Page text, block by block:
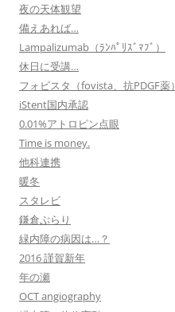
夜の天体観望
備えあれば…
Lampalizumab（ﾗﾝﾊﾟﾘｽﾞﾏﾌﾞ）
休日に受講…
フォビスタ（fovista、抗PDGF薬）
iStent国内承認
0.01%アトロピン点眼
Time is money.
他科連携
暖冬
スタレビ
鎌倉ぶらり
緑内障の病因は…？
2016 謹賀新年
年の瀬
OCT angiography